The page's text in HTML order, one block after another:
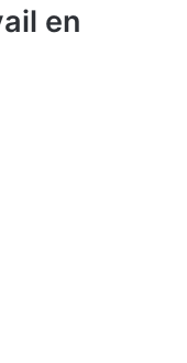
en